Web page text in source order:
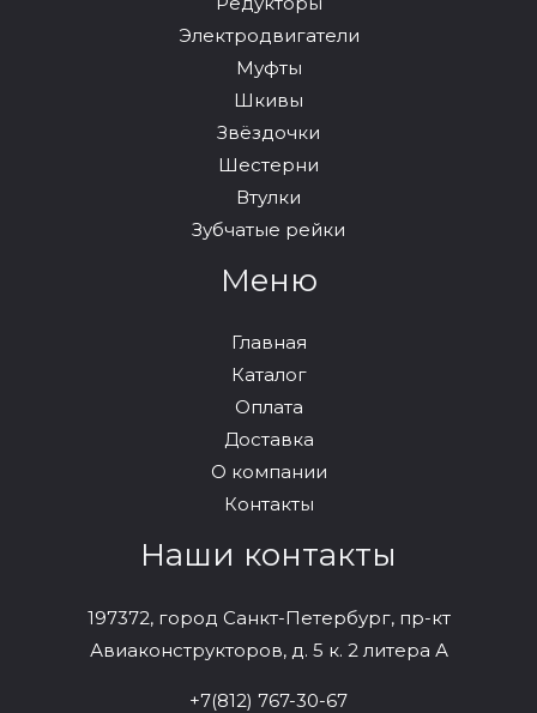
Электродвигатели
Муфты
Шкивы
Звёздочки
Шестерни
Втулки
Зубчатые рейки
Меню
Главная
Каталог
Оплата
Доставка
О компании
Контакты
Наши контакты
197372, город Санкт-Петербург, пр-кт
Авиаконструкторов, д. 5 к. 2 литера А
+7(812) 767-30-67